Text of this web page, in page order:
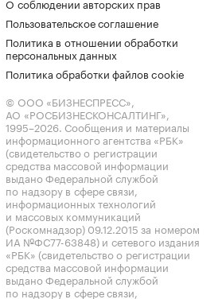
О соблюдении авторских прав
Пользовательское соглашение
Политика в отношении обработки
персональных данных
Политика обработки файлов cookie
© ООО «БИЗНЕСПРЕСС»,
АО «РОСБИЗНЕСКОНСАЛТИНГ»,
1995–2026. Сообщения и материалы
информационного агентства «РБК»
(свидетельство о регистрации
средства массовой информации
выдано Федеральной службой
по надзору в сфере связи,
информационных технологий
и массовых коммуникаций
(Роскомнадзор) 09.12.2015 за номером
ИА №ФС77-63848) и сетевого издания
«РБК» (свидетельство о регистрации
средства массовой информации
выдано Федеральной службой
по надзору в сфере связи,